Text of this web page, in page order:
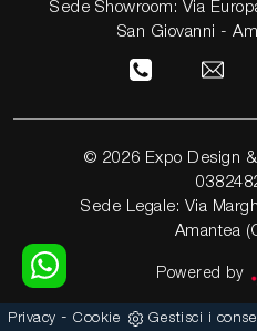
Sede Showroom: Via
San Giovanni -
© 2026 Expo Design
Sede Legale: Via
Amantea
Powered by
Privacy - Cookie Gestisci i